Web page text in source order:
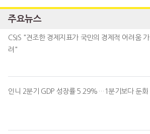
주요뉴스
CSIS "견조한 경제지표가 국민의 경제적 어려움 가
려"
인니 2분기 GDP 성장률 5.29%…1분기보다 둔화